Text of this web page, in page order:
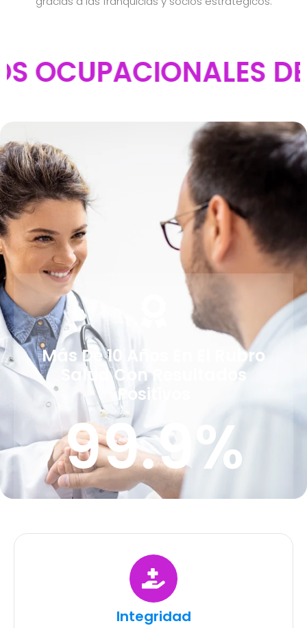
Más De 10 Años En El Rubro
Salud Con Resultados
Positivos
99.9%
Integridad